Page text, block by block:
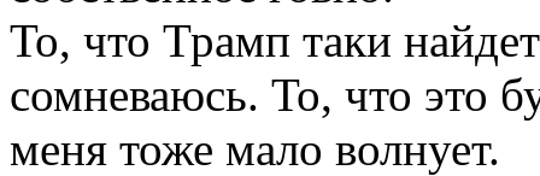
То, что Трамп таки
сомневаюсь. То, что это
меня тоже мало волнует.